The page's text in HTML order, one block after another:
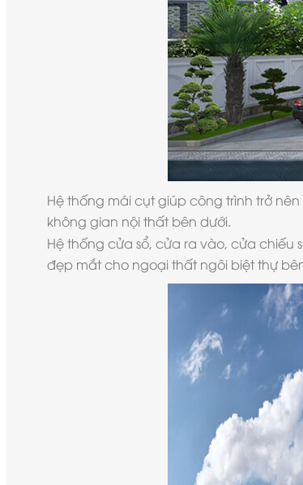
Hệ thống mái cụt giúp công trình trở
không gian nội thất bên dưới.
Hệ thống cửa sổ, cửa ra vào, cửa
đẹp mắt cho ngoại thất ngôi biệt thự